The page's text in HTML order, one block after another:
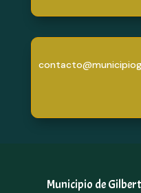
Municipio de